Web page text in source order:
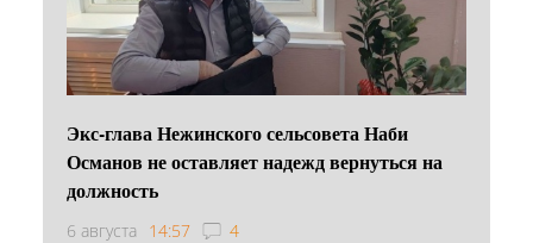
Экс-глава Нежинского сельсовета Наби
Османов не оставляет надежд вернуться на
должность
6 августа 14:57 4